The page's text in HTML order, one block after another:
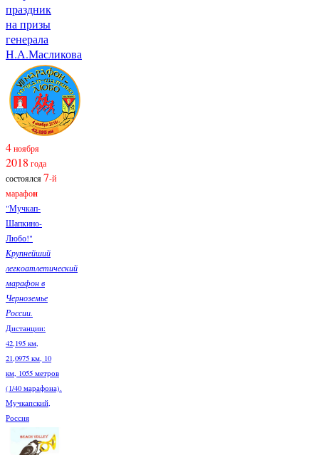
праздник
на призы
генерала
Н.А.Масликова
4ноября
2018 года
состоялся7-й
марафон
"Мучкап-
Шапкино-
Любо!"
Крупнейший
легкоатлетический
марафон в
Черноземье
России.
Дистанции:
42,195 км,
21,0975 км, 10
км, 1055 метров
(1/40 марафона).
Мучкапский,
Россия